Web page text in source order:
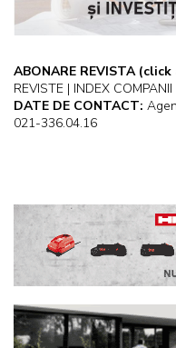
ABONARE REVISTA (click
REVISTE | INDEX COMPANII
DATE DE CONTACT:
021-336.04.16